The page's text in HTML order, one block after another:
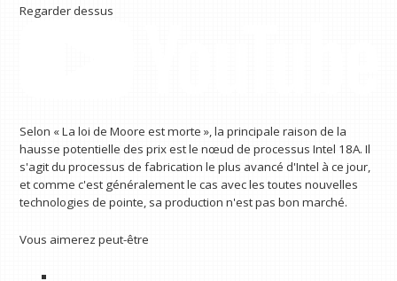
Regarder dessus
Selon « La loi de Moore est morte », la principale raison de la
hausse potentielle des prix est le nœud de processus Intel 18A. Il
s'agit du processus de fabrication le plus avancé d'Intel à ce jour,
et comme c'est généralement le cas avec les toutes nouvelles
technologies de pointe, sa production n'est pas bon marché.
Vous aimerez peut-être